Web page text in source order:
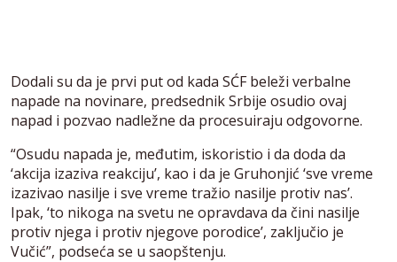
Dodali su da je prvi put od kada SĆF beleži verbalne
napade na novinare, predsednik Srbije osudio ovaj
napad i pozvao nadležne da procesuiraju odgovorne.
“Osudu napada je, međutim, iskoristio i da doda da
‘akcija izaziva reakciju’, kao i da je Gruhonjić ‘sve vreme
izazivao nasilje i sve vreme tražio nasilje protiv nas’.
Ipak, ‘to nikoga na svetu ne opravdava da čini nasilje
protiv njega i protiv njegove porodice’, zaključio je
Vučić”, podseća se u saopštenju.